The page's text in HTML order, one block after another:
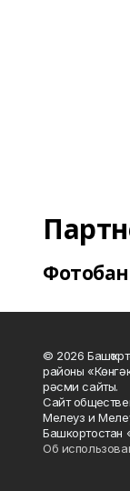
© 2026
районы
рәсми сайты.
Сайт
Мелеуз и
Башкортостан
Об